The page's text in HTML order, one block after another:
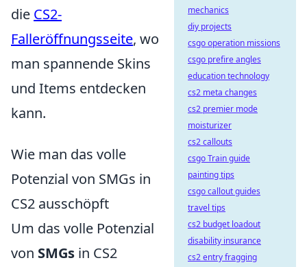
die CS2-
Falleröffnungsseite, wo
man spannende Skins
und Items entdecken
kann.
Wie man das volle
Potenzial von SMGs in
CS2 ausschöpft
Um das volle Potenzial
von SMGs in CS2
mechanics
diy projects
csgo operation missions
csgo prefire angles
education technology
cs2 meta changes
cs2 premier mode
moisturizer
cs2 callouts
csgo Train guide
painting tips
csgo callout guides
travel tips
cs2 budget loadout
disability insurance
cs2 entry fragging